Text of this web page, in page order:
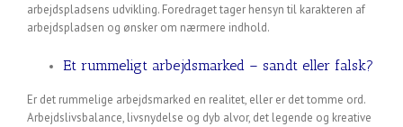
arbejdspladsens udvikling. Foredraget tager hensyn til karakteren af
arbejdspladsen og ønsker om nærmere indhold.
Et rummeligt arbejdsmarked – sandt eller falsk?
Er det rummelige arbejdsmarked en realitet, eller er det tomme ord.
Arbejdslivsbalance, livsnydelse og dyb alvor, det legende og kreative